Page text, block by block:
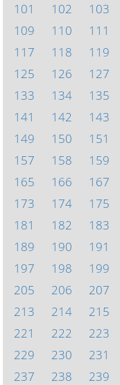
101
102 103
109
110 111
117
118 119
125
126 127
133
134 135
141
142 143
149
150 151
157
158 159
165
166 167
173
174 175
181
182 183
189
190 191
197
198 199
205
206 207
213
214 215
221
222 223
229
230 231
237
238 239